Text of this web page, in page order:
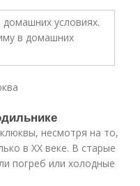
несмотря на то,
в XX веке. В старые
погреб или холодные